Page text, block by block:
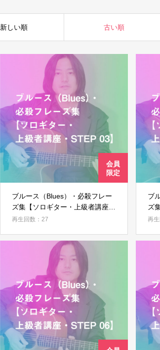
新しい順 古い順
ブルース（Blues）・必殺フレー
ズ集【ソロギター・上級者講座・
STEP 03】
再生回数：27
ブ
ズ
再